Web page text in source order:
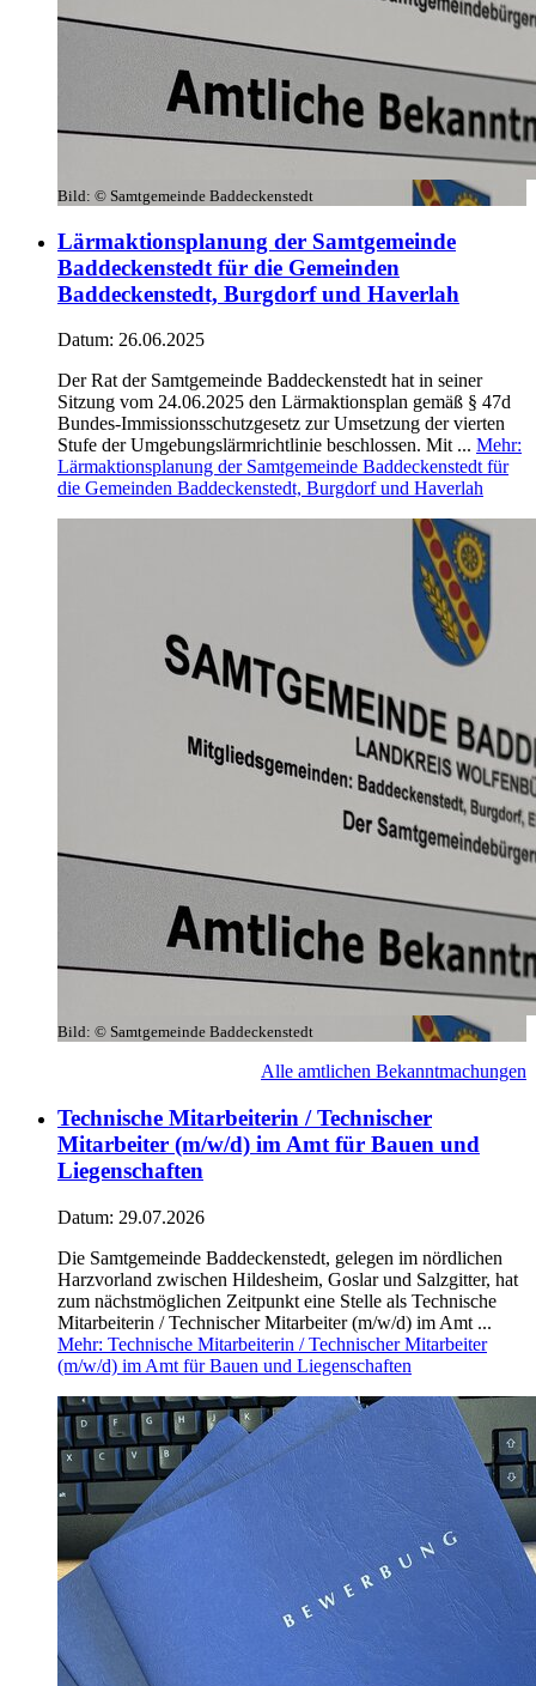
Bild: © Samtgemeinde Baddeckenstedt
Lärmaktionsplanung der Samtgemeinde
Baddeckenstedt für die Gemeinden
Baddeckenstedt, Burgdorf und Haverlah
Datum: 26.06.2025
Der Rat der Samtgemeinde Baddeckenstedt hat in seiner
Sitzung vom 24.06.2025 den Lärmaktionsplan gemäß § 47d
Bundes-Immissionsschutzgesetz zur Umsetzung der vierten
Stufe der Umgebungslärmrichtlinie beschlossen. Mit ... Mehr:
Lärmaktionsplanung der Samtgemeinde Baddeckenstedt für
die Gemeinden Baddeckenstedt, Burgdorf und Haverlah
Bild: © Samtgemeinde Baddeckenstedt
Alle amtlichen Bekanntmachungen
Technische Mitarbeiterin / Technischer
Mitarbeiter (m/w/d) im Amt für Bauen und
Liegenschaften
Datum: 29.07.2026
Die Samtgemeinde Baddeckenstedt, gelegen im nördlichen
Harzvorland zwischen Hildesheim, Goslar und Salzgitter, hat
zum nächstmöglichen Zeitpunkt eine Stelle als Technische
Mitarbeiterin / Technischer Mitarbeiter (m/w/d) im Amt ...
Mehr: Technische Mitarbeiterin / Technischer Mitarbeiter
(m/w/d) im Amt für Bauen und Liegenschaften